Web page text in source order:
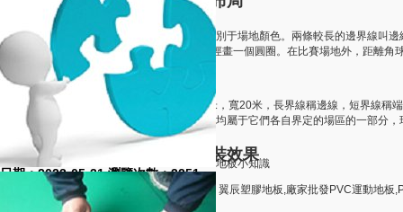
地板小知識
日期：2023-03-14 瀏覽次數：4765
室內五人制足球場為長方形，并且必須明顯區別于場地顏色。兩條較長的邊界線叫
的中點做一個中心標記，以其為圓心3米為半徑畫一個圓圈。在比賽場地外，距離
手球場地標準尺寸？
日期：2023-03-14 瀏覽次數：4728
手球場地是長方形，場地標準尺寸為，長40米，寬20米，長界線稱邊線，短界線
有一扇形的球門區和一個比賽場區。場上的線均屬于它們各自界定的場區的一部分
相關案例
石家莊籃球場懸浮拼裝地板鋪裝效果
日期：2023-05-31 瀏覽次數：3251
石家莊籃球場懸浮拼裝地板,籃球場拼裝地板，翼辰塑膠地板,廠家批發PVC運動地
際塑膠地板品牌企業！...